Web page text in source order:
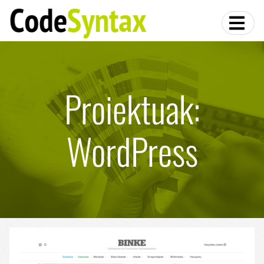
Proiektuak:
WordPress